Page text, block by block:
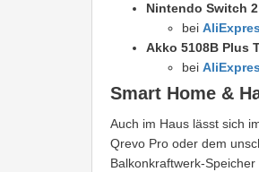
Nintendo Switch
bei
Akko 5108B Plus
bei
Smart Home &
Auch im Haus lässt sich
Qrevo Pro oder dem
Balkonkraftwerk-